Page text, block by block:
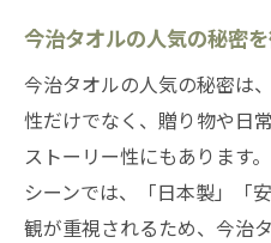
今治タオルの人気の秘密
今治タオルの人気の秘密は
性だけでなく、贈り物や日
ストーリー性にもあります
シーンでは、「日本製」「
観が重視されるため、今治